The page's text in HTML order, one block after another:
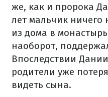
же, как и пророка
лет мальчик ничего
из дома в
наоборот,
Впоследствии
родители уже
видеть сына.